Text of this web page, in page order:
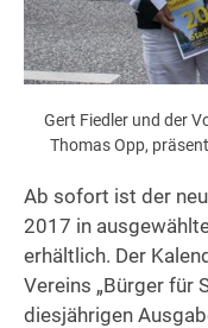
Gert Fiedler und der
Thomas Opp,
Ab sofort ist der
2017 in
erhältlich. Der
Vereins „Bürger für
diesjährigen